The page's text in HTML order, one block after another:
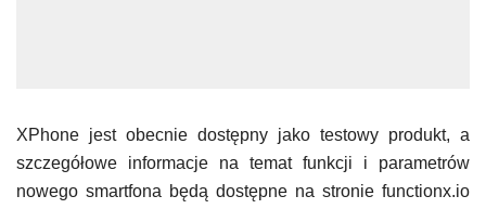
XPhone jest obecnie dostępny jako testowy produkt, a
szczegółowe informacje na temat funkcji i parametrów
nowego smartfona będą dostępne na stronie functionx.io